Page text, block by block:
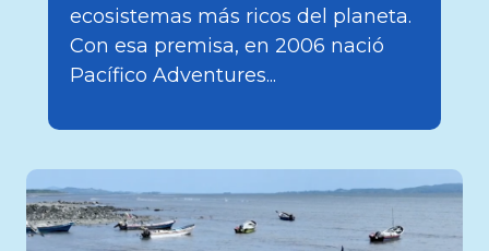
ecosistemas más ricos del planeta.
Con esa premisa, en 2006 nació
Pacífico Adventures...